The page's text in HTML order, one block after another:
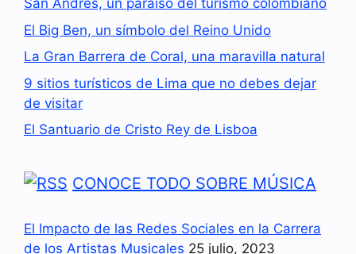
San Andrés, un paraíso del turismo colombiano
El Big Ben, un símbolo del Reino Unido
La Gran Barrera de Coral, una maravilla natural
9 sitios turísticos de Lima que no debes dejar
de visitar
El Santuario de Cristo Rey de Lisboa
CONOCE TODO SOBRE MÚSICA
El Impacto de las Redes Sociales en la Carrera
de los Artistas Musicales 25 julio, 2023